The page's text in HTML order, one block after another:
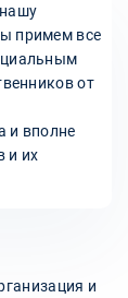
примем все
от
и вполне
и их
и